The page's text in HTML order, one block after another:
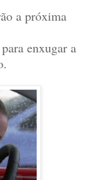
a próxima
enxugar a